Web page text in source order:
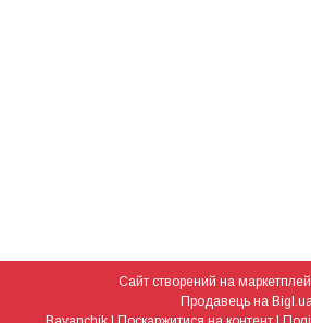
Сайт створений на
Продавець на Bigl.ua